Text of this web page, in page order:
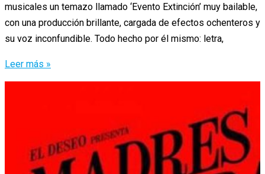
musicales un temazo llamado ‘Evento Extinción’ muy bailable,
con una producción brillante, cargada de efectos ochenteros y
su voz inconfundible. Todo hecho por él mismo: letra,
Spunky
vuelve
Leer más »